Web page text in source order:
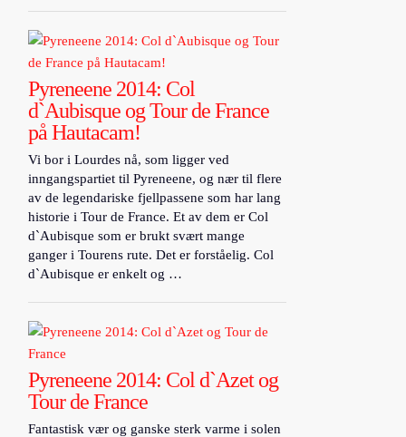
Pyreneene 2014: Col
d`Aubisque og Tour de France
på Hautacam!
Vi bor i Lourdes nå, som ligger ved
inngangspartiet til Pyreneene, og nær til flere
av de legendariske fjellpassene som har lang
historie i Tour de France. Et av dem er Col
d`Aubisque som er brukt svært mange
ganger i Tourens rute. Det er forståelig. Col
d`Aubisque er enkelt og …
Pyreneene 2014: Col d`Azet og
Tour de France
Fantastisk vær og ganske sterk varme i solen